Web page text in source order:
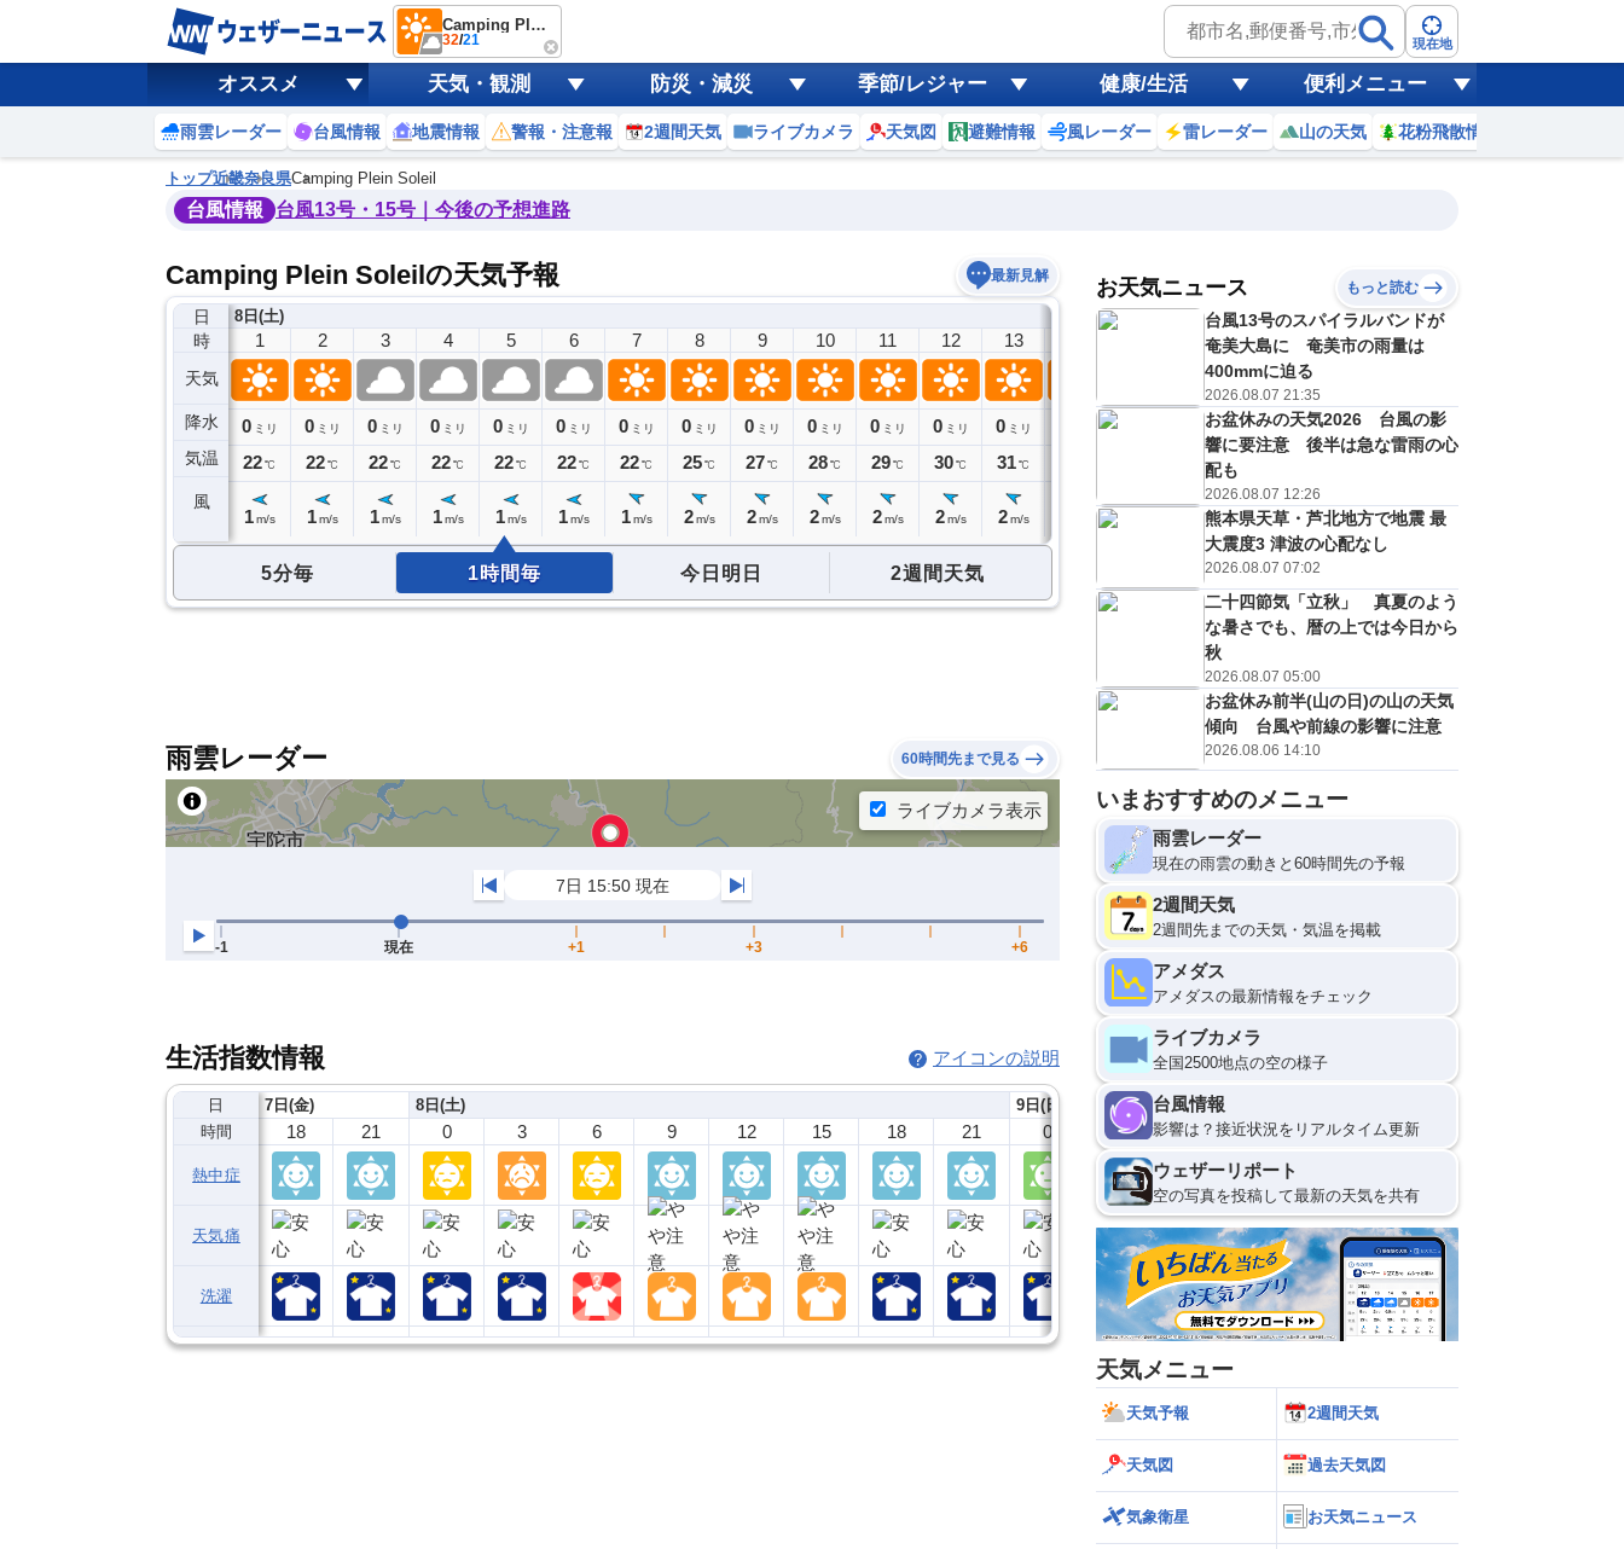
Camping Plein Soleil
32/21 現在地
オススメ 天気・観測 防災・減災 季節/レジャー 健康/生活 便利メニュー
雨雲レーダー 台風情報 地震情報 警報・注意報 2週間天気 ライブカメラ 天気図 避難情報 風レーダー 雷レーダー 山の天気 花粉飛散情報
トップ近畿奈良県Camping Plein Soleil
台風情報 台風13号・15号｜今後の予想進路
Camping Plein Soleilの天気予報 最新見解
日
時
天気
降水
気温
風
8日(土)
0
0ミリ
22℃
1
0 ミリ
22℃
1 m/s
2
0 ミリ
22℃
1 m/s
3
0 ミリ
22℃
1 m/s
4
0 ミリ
22℃
1 m/s
5
0 ミリ
22℃
1 m/s
6
0 ミリ
22℃
1 m/s
7
0 ミリ
22℃
1 m/s
8
0 ミリ
25℃
2 m/s
9
0 ミリ
27℃
2 m/s
10
0 ミリ
28℃
2 m/s
11
0 ミリ
29℃
2 m/s
12
0 ミリ
30℃
2 m/s
13
0 ミリ
31℃
2 m/s
16
ミリ
℃
m/s
17
0ミリ
2m/s
18
0ミリ
1m/s
19
0ミリ
1m/s
0
1
5分毎 1時間毎 今日明日 2週間天気
雨雲レーダー 60時間先まで見る
生活指数情報 アイコンの説明
日
時間
熱中症
天気痛
洗濯
7日(金)
18 21
8日(土)
0 3 6 9 12 15 18 21
9日(日)
0
お天気ニュース もっと読む
台風13号のスパイラルバンドが
奄美大島に 奄美市の雨量は
400mmに迫る
2026.08.07 21:35
お盆休みの天気2026 台風の影
響に要注意 後半は急な雷雨の心
配も
2026.08.07 12:26
熊本県天草・芦北地方で地震 最
大震度3 津波の心配なし
2026.08.07 07:02
二十四節気「立秋」 真夏のよう
な暑さでも、暦の上では今日から
秋
2026.08.07 05:00
お盆休み前半(山の日)の山の天気
傾向 台風や前線の影響に注意
2026.08.06 14:10
いまおすすめのメニュー
雨雲レーダー
現在の雨雲の動きと60時間先の予報
2週間天気
2週間先までの天気・気温を掲載
アメダス
アメダスの最新情報をチェック
ライブカメラ
全国2500地点の空の様子
台風情報
影響は？接近状況をリアルタイム更新
ウェザーリポート
空の写真を投稿して最新の天気を共有
天気メニュー
天気予報 2週間天気
天気図 過去天気図
気象衛星 お天気ニュース